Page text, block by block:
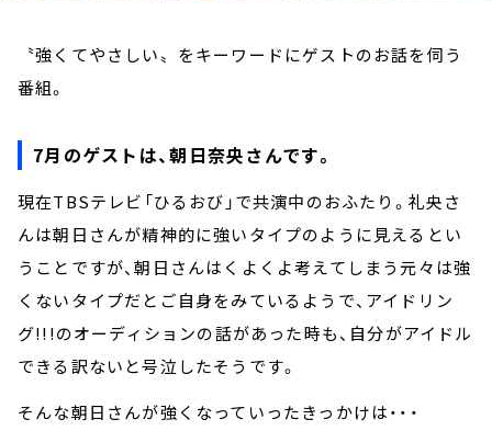
〝強くてやさしい〟をキーワードにゲストのお話を伺う
番組。
7月のゲストは、朝日奈央さんです。
現在TBSテレビ「ひるおび」で共演中のおふたり。礼央さ
んは朝日さんが精神的に強いタイプのように見えるとい
うことですが、朝日さんはくよくよ考えてしまう元々は強
くないタイプだとご自身をみているようで、アイドリン
グ!!!のオーディションの話があった時も、自分がアイドル
できる訳ないと号泣したそうです。
そんな朝日さんが強くなっていったきっかけは・・・